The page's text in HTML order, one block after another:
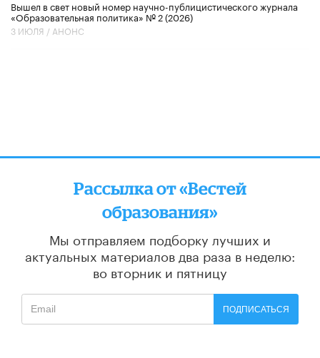
Вышел в свет новый номер научно-публицистического журнала
«Образовательная политика» № 2 (2026)
3 ИЮЛЯ / АНОНС
Рассылка от «Вестей
образования»
Мы отправляем подборку лучших и
актуальных материалов два раза в неделю:
во вторник и пятницу
ПОДПИСАТЬСЯ